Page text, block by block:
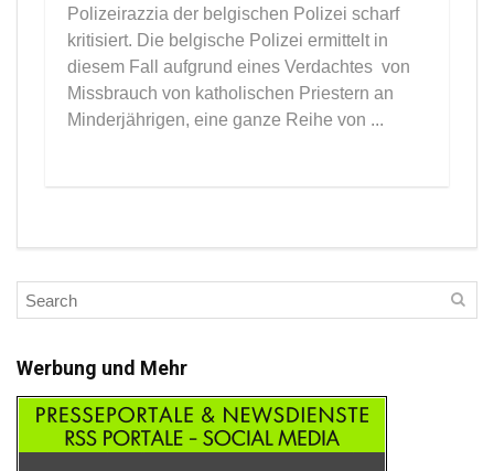
Polizeirazzia der belgischen Polizei scharf
kritisiert. Die belgische Polizei ermittelt in
diesem Fall aufgrund eines Verdachtes von
Missbrauch von katholischen Priestern an
Minderjährigen, eine ganze Reihe von ...
Werbung und Mehr